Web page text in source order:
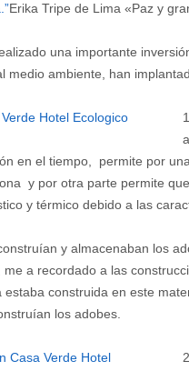
”Erika Tripe de Lima «Paz y
una importante
medio ambiente, han
en el tiempo, permite por
y por otra parte permite
y térmico debido a las
y almacenaban los
a recordado a las
estaba construida en este
los adobes.